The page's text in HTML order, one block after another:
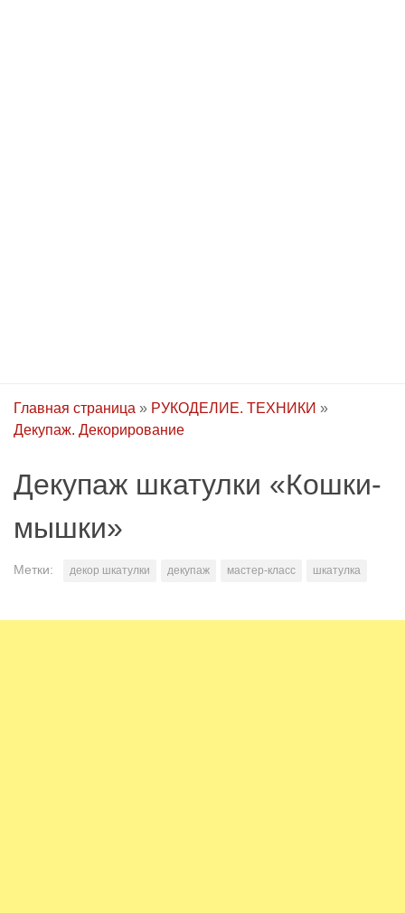
Главная страница » РУКОДЕЛИЕ. ТЕХНИКИ »
Декупаж. Декорирование
Декупаж шкатулки «Кошки-
мышки»
Метки: декор шкатулки декупаж мастер-класс шкатулка